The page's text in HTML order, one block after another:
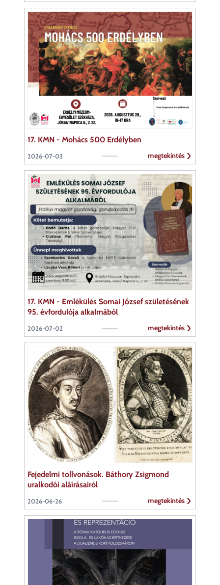
17. KMN - Mohács 500 Erdélyben
2026-07-03 megtekintés
17. KMN - Emlékülés Somai József születésének
95. évfordulója alkalmából
2026-07-02 megtekintés
Fejedelmi tollvonások. Báthory Zsigmond
uralkodói aláírásairól
2026-06-26 megtekintés